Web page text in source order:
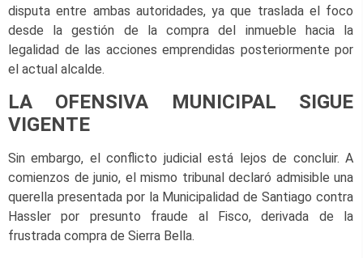
disputa entre ambas autoridades, ya que traslada el foco
desde la gestión de la compra del inmueble hacia la
legalidad de las acciones emprendidas posteriormente por
el actual alcalde.
LA OFENSIVA MUNICIPAL SIGUE
VIGENTE
Sin embargo, el conflicto judicial está lejos de concluir. A
comienzos de junio, el mismo tribunal declaró admisible una
querella presentada por la Municipalidad de Santiago contra
Hassler por presunto fraude al Fisco, derivada de la
frustrada compra de Sierra Bella.